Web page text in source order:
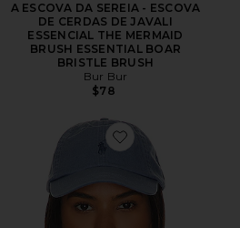
A ESCOVA DA SEREIA - ESCOVA
DE CERDAS DE JAVALI
ESSENCIAL THE MERMAID
BRUSH ESSENTIAL BOAR
BRISTLE BRUSH
Bur Bur
$78
Favorite Chino Cap